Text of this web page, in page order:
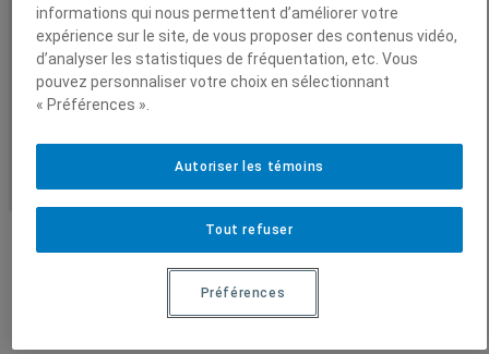
Vidéos
Conférences enregistrées
$
à
1
5
0
$
Montréal pour vous initier, en
compagnie de biologistes, à la
science de l’écologie.
informations qui nous permettent d’améliorer votre
expérience sur le site, de vous proposer des contenus vidéo,
d’analyser les statistiques de fréquentation, etc. Vous
pouvez personnaliser votre choix en sélectionnant
« Préférences ».
Tout refuser
Autoriser les témoins
Préférences